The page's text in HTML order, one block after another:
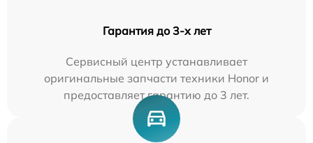
Гарантия до 3-х лет
Сервисный центр устанавливает
оригинальные запчасти техники Honor и
предоставляет гарантию до 3 лет.